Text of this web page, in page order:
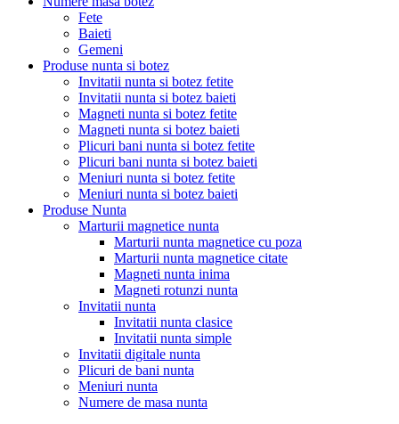
Fete
Baieti
Gemeni
Produse nunta si botez
Invitatii nunta si botez fetite
Invitatii nunta si botez baieti
Magneti nunta si botez fetite
Magneti nunta si botez baieti
Plicuri bani nunta si botez fetite
Plicuri bani nunta si botez baieti
Meniuri nunta si botez fetite
Meniuri nunta si botez baieti
Produse Nunta
Marturii magnetice nunta
Marturii nunta magnetice cu poza
Marturii nunta magnetice citate
Magneti nunta inima
Magneti rotunzi nunta
Invitatii nunta
Invitatii nunta clasice
Invitatii nunta simple
Invitatii digitale nunta
Plicuri de bani nunta
Meniuri nunta
Numere de masa nunta